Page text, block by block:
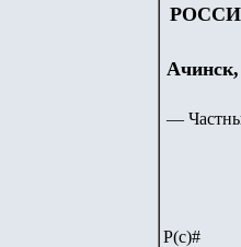
Ачинск,
—
Р(с)#